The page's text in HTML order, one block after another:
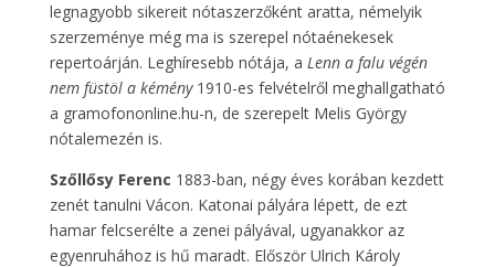
legnagyobb sikereit nótaszerzőként aratta, némelyik
szerzeménye még ma is szerepel nótaénekesek
repertoárján. Leghíresebb nótája, a Lenn a falu végén
nem füstöl a kémény1910-es felvételről meghallgatható
a gramofononline.hu-n, de szerepelt Melis György
nótalemezén is.
Szőllősy Ferenc 1883-ban, négy éves korában kezdett
zenét tanulni Vácon. Katonai pályára lépett, de ezt
hamar felcserélte a zenei pályával, ugyanakkor az
egyenruhához is hű maradt. Először Ulrich Károly